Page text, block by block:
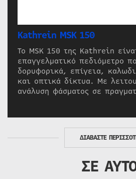
Kathrein MSK 150
Το MSK 150 της Kathrein
επαγγελματικό πεδιόμετρο
δορυφορικά, επίγεια,
και οπτικά δίκτυα. Με
ανάλυση φάσματος σε
ΔΙΑΒΑΣΤΕ
ΣΕ